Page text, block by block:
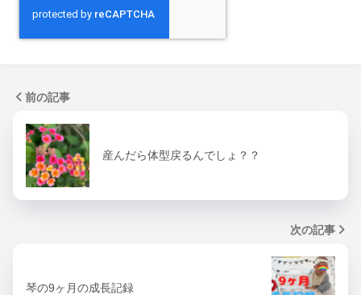
前の記事
産んだら体型戻るんでしょ？？
次の記事
琴の9ヶ月の成長記録